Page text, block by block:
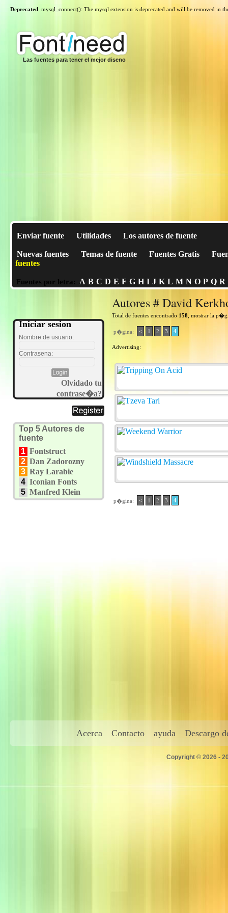
Deprecated: mysql_connect(): The mysql extension is deprecated and will be removed in
Las fuentes para tener el mejor diseno
Enviar fuente Utilidades Los autores de fuente
Nuevas fuentes Temas de fuente Fuentes Gratis
fuentes
Fuentes por letra: A B C D E F G H I J K L M N O P Q R
Iniciar sesion
Nombre de usuario:
Contrasena:
Olvidado tu
contrase�a?
Top 5 Autores de
fuente
1 Fontstruct
2 Dan Zadorozny
3 Ray Larabie
4 Iconian Fonts
5 Manfred Klein
Autores # David
Total de fuentes encontrado 158 , mostrar la
p�gina: < 1 2 3 4
Advertising:
p�gina: < 1 2 3 4
Acerca Contacto ayuda Descargo
Copyright © 2026 -